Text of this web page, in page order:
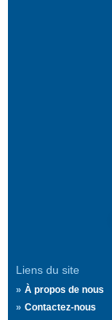
Liens du site
À propos de nous
Contactez-nous